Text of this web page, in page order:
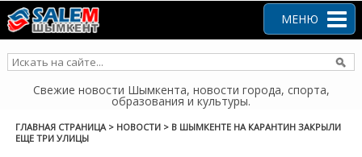
Перейти
содержанию
Свежие новости Шымкента, новости города, спорта,
образования и культуры.
МЕНЮ
ГЛАВНАЯ СТРАНИЦА > НОВОСТИ > В ШЫМКЕНТЕ НА КАРАНТИН ЗАКРЫЛИ
ЕЩЕ ТРИ УЛИЦЫ